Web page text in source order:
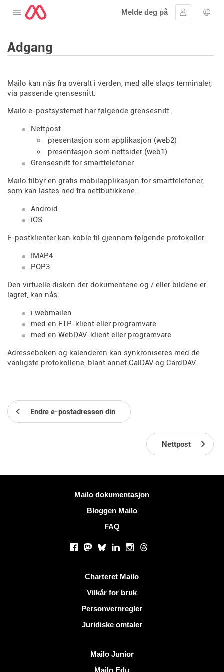
Åpne menyen
Melde deg på
Logg inn
Adgang
Mailo kan nås fra overalt i verden, med alle slags terminaler,
via passende grensesnitt.
Mailo e-postsystemet har følgende grensesnitt:
Nettpost
presentasjon som applikasjon (web2)
presentasjon som nettsider (web1)
Grensesnitt for smarttelefoner
Mailo tilbyr en gratis mobilapplikasjon for smarttelefoner,
som kan lastes ned fra nettbutikkene:
Android
iOS
E-postklienter kan koble til gjennom følgende protokoller:
IMAP4
POP3
Den virtuelle disken der dokumentene og / eller bildene er
lagret, kan nås:
i webmailen
med en FTP-klient eller programvare
med en WebDAV-klient eller programvare
Adresseboken og kalenderen kan synkroniseres med de
vanligste protokollene, blant annet CalDAV og CardDAV.
Endre e-postadressen din
Nettpost
Mailo dokumentasjon
Bloggen Mailo
FAQ
Facebook
Mastodon
BlueskyLinkedInInstagram
Threads
Charteret Mailo
Vilkår for bruk
Personvernregler
Juridiske omtaler
Mailo Junior
Mailo Edu